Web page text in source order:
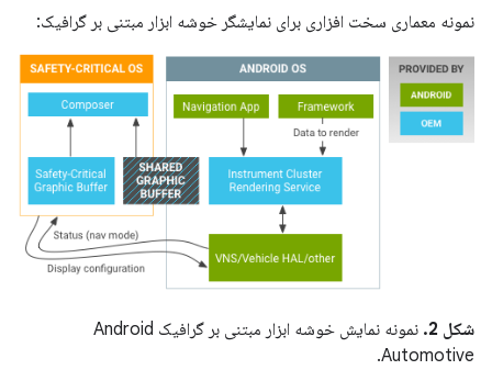
نمونه معماری سخت افزاری برای نمایشگر خوشه ابزار مبتنی بر گرافیک:
شکل 2.
نمونه نمایش خوشه ابزار مبتنی بر گرافیک Android
Automotive.